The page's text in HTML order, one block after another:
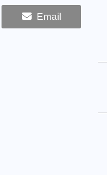
Email